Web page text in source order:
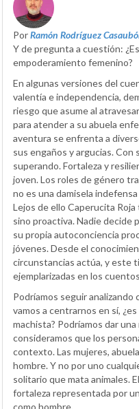
PorRamón Rodríguez
Y de pregunta a cuestión: ¿Es
empoderamiento femenino?
En algunas versiones del
valentía e independencia,
riesgo que asume al
para atender a su abuela
aventura se enfrenta a
sus engaños y argucias.
superando. Fortaleza y
joven. Los roles de género
no es una damisela
Lejos de ello Caperucita
sino proactiva. Nadie decide
su propia autoconciencia
jóvenes. Desde el
circunstancias actúa, y este
ejemplarizadas en los
Podríamos seguir analizando
vamos a centrarnos en sí,
machista? Podríamos dar
consideramos que los
contexto. Las mujeres,
hombre. Y no por uno
solitario que mata animales.
fortaleza representada por
como hombre.